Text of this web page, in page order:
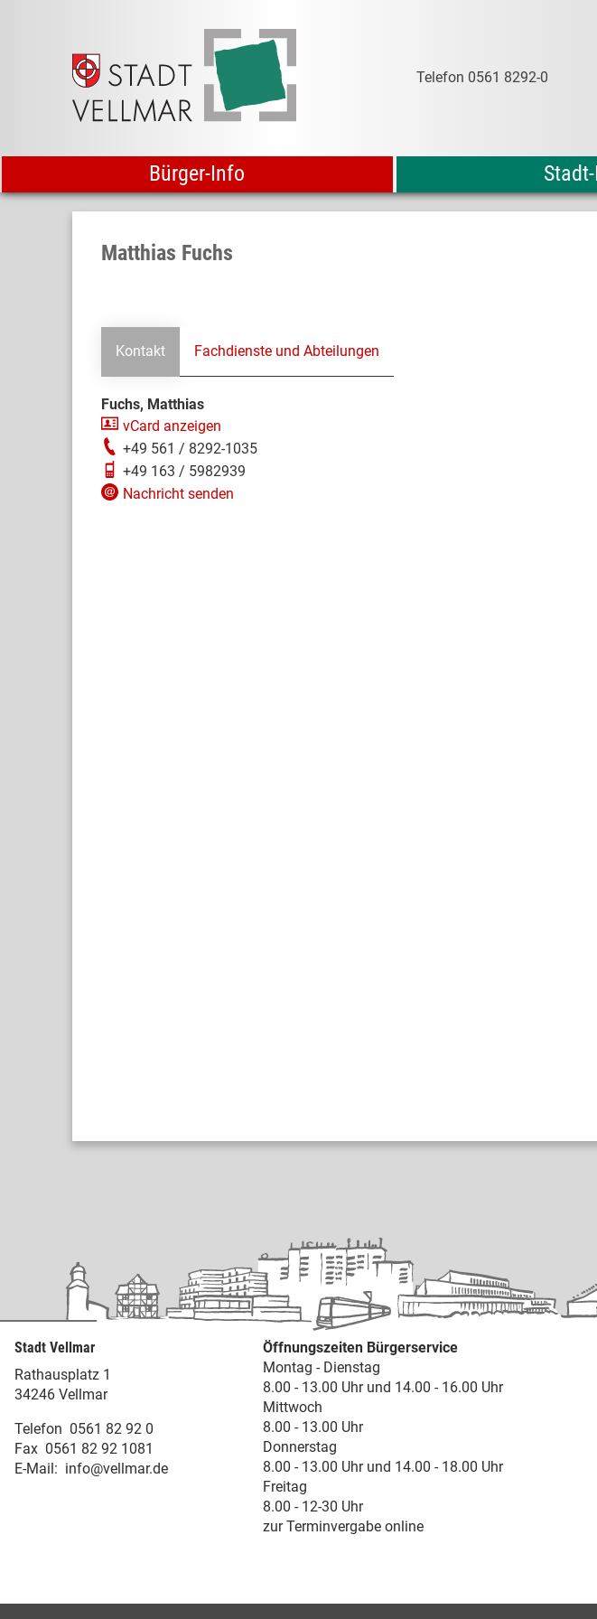
Telefon 0561 8292-0
Bürger-Info
Matthias Fuchs
Kontakt Fachdienste und Abteilungen
Fuchs, Matthias
vCard anzeigen
+49 561 / 8292-1035
+49 163 / 5982939
Nachricht senden
Stadt Vellmar
Rathausplatz 1
34246 Vellmar
Telefon 0561 82 92 0
Fax 0561 82 92 1081
E-Mail: info@vellmar.de
Öffnungszeiten Bürgerservice
Montag - Dienstag
8.00 - 13.00 Uhr und 14.00 - 16.00 Uhr
Mittwoch
8.00 - 13.00 Uhr
Donnerstag
8.00 - 13.00 Uhr und 14.00 - 18.00 Uhr
Freitag
8.00 - 12-30 Uhr
zur Terminvergabe online